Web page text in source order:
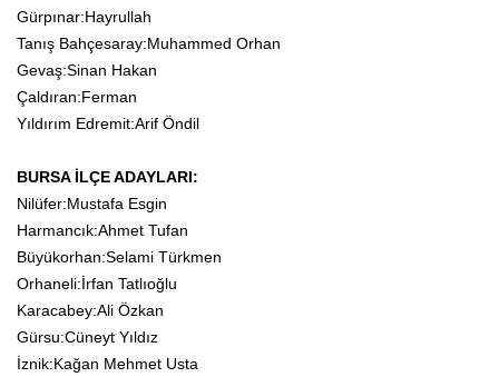
Gürpınar:Hayrullah
Tanış Bahçesaray:Muhammed Orhan
Gevaş:Sinan Hakan
Çaldıran:Ferman
Yıldırım Edremit:Arif Öndil
BURSA İLÇE ADAYLARI:
Nilüfer:Mustafa Esgin
Harmancık:Ahmet Tufan
Büyükorhan:Selami Türkmen
Orhaneli:İrfan Tatlıoğlu
Karacabey:Ali Özkan
Gürsu:Cüneyt Yıldız
İznik:Kağan Mehmet Usta